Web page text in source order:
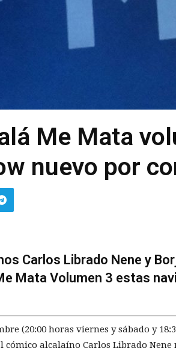
Me Mata
nuevo por
Carlos Librado Nene y
Mata Volumen 3 estas
(20:00 horas viernes y sábado y
cómico alcalaíno Carlos Librado Nene